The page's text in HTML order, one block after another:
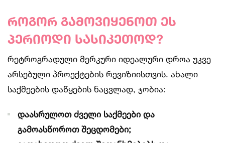
როგორ გამოვიყენოთ ეს
პერიოდი სასიკეთოდ?
რეტროგრადული მერკური იდეალური დროა უკვე
არსებული პროექტების რევიზიისთვის. ახალი
საქმეების დაწყების ნაცვლად, ჯობია:
დაასრულოთ ძველი საქმეები და
გამოასწოროთ შეცდომები;